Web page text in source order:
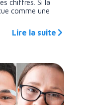
chiffres. Si la
comme une
Lire la suite